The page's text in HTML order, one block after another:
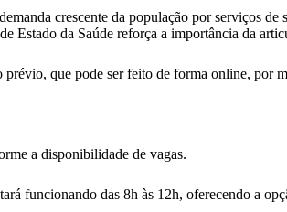
crescente da população por serviços
Estado da Saúde reforça a importância da
prévio, que pode ser feito de forma online, por
a disponibilidade de vagas.
funcionando das 8h às 12h, oferecendo a